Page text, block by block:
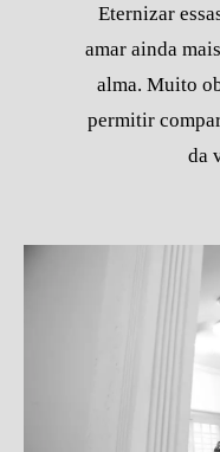
Eternizar
amar ainda
alma. Muito
permitir
da